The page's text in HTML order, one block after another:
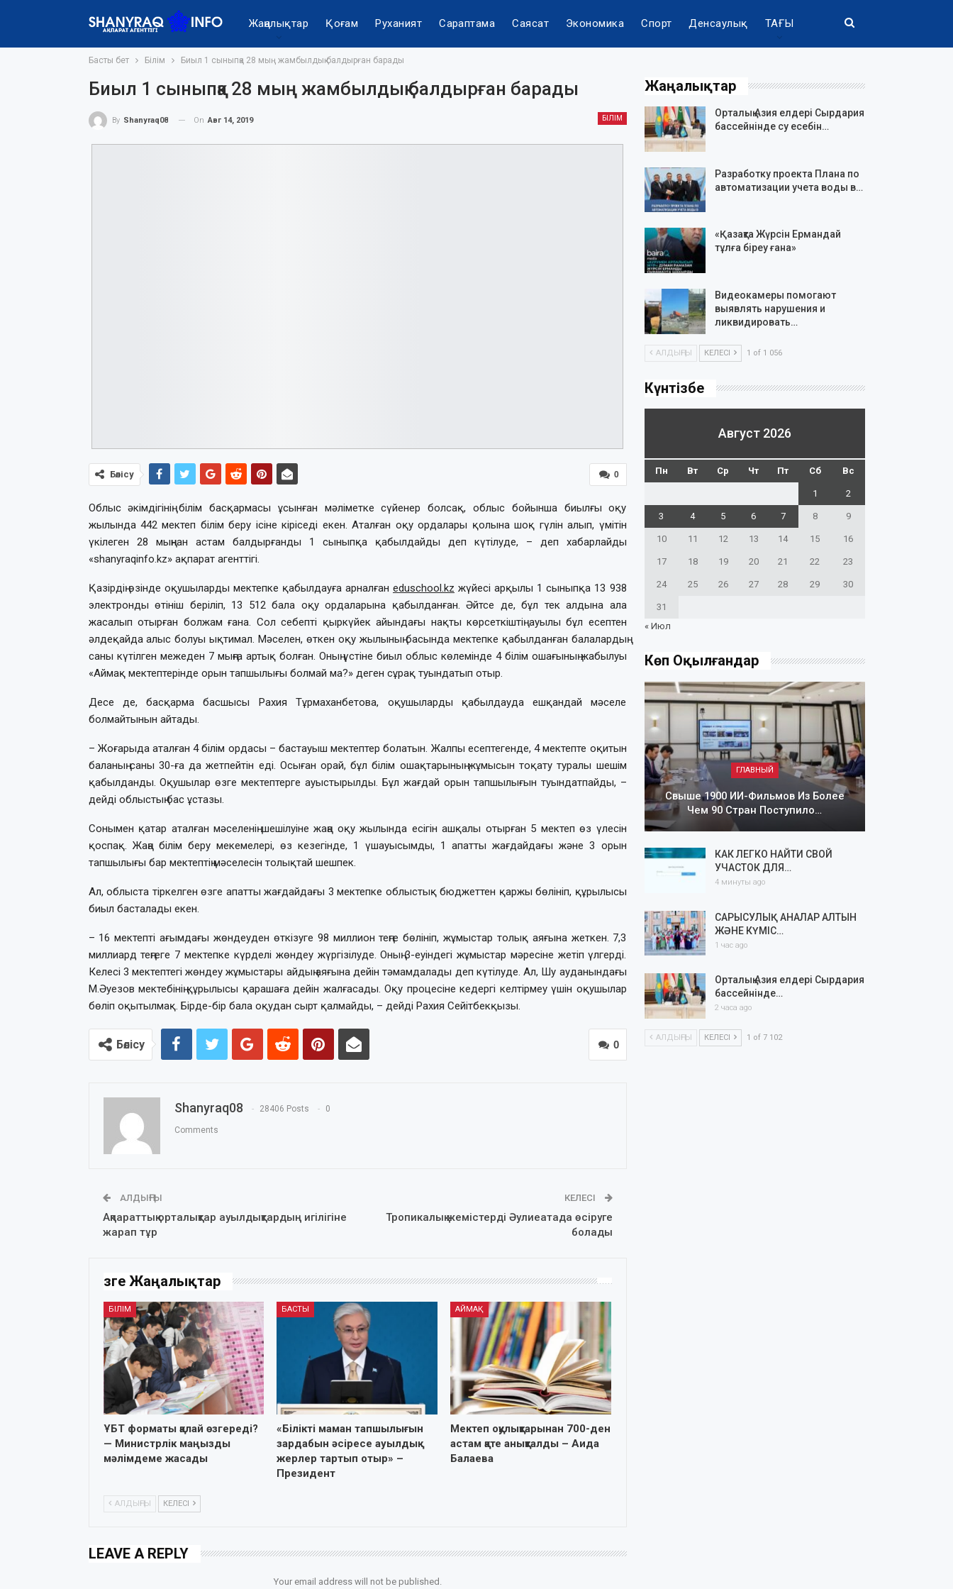
Жаңалықтар Қоғам Руханият Сараптама Саясат Экономика Спорт Денсаулық ТАҒЫ
Басты бет Білім Биыл 1 сыныпқа 28 мың жамбылдық балдырған барады
Биыл 1 сыныпқа 28 мың жамбылдық балдырған барады
БІЛІМ
By Shanyraq08 On Авг 14, 2019
0
Бөлісу
Облыс әкімдігінің білім басқармасы ұсынған мәліметке сүйенер болсақ, облыс бойынша биылғы оқу
жылында 442 мектеп білім беру ісіне кіріседі екен. Аталған оқу ордалары қолына шоқ гүлін алып, үмітін
үкілеген 28 мыңнан астам балдырғанды 1 сыныпқа қабылдайды деп күтілуде, – деп хабарлайды
«shanyraqinfo.kz» ақпарат агенттігі.
Қазірдің өзінде оқушыларды мектепке қабылдауға арналған eduschool.kz жүйесі арқылы 1 сыныпқа 13 938
электронды өтініш беріліп, 13 512 бала оқу ордаларына қабылданған. Әйтсе де, бұл тек алдына ала
жасалып отырған болжам ғана. Сол себепті қыркүйек айындағы нақты көрсеткіштің ауылы бұл есептен
әлдеқайда алыс болуы ықтимал. Мәселен, өткен оқу жылының басында мектепке қабылданған балалардың
саны күтілген межеден 7 мыңға артық болған. Оның үстіне биыл облыс көлемінде 4 білім ошағының жабылуы
«Аймақ мектептерінде орын тапшылығы болмай ма?» деген сұрақ туындатып отыр.
Десе де, басқарма басшысы Рахия Тұрмаханбетова, оқушыларды қабылдауда ешқандай мәселе
болмайтынын айтады.
– Жоғарыда аталған 4 білім ордасы – бастауыш мектептер болатын. Жалпы есептегенде, 4 мектепте оқитын
баланың саны 30-ға да жетпейтін еді. Осыған орай, бұл білім ошақтарының жұмысын тоқату туралы шешім
қабылданды. Оқушылар өзге мектептерге ауыстырылды. Бұл жағдай орын тапшылығын туындатпайды, –
дейді облыстың бас ұстазы.
Сонымен қатар аталған мәселенің шешілуіне жаңа оқу жылында есігін ашқалы отырған 5 мектеп өз үлесін
қоспақ. Жаңа білім беру мекемелері, өз кезегінде, 1 үшауысымды, 1 апатты жағдайдағы және 3 орын
тапшылығы бар мектептің мәселесін толықтай шешпек.
Ал, облыста тіркелген өзге апатты жағдайдағы 3 мектепке облыстық бюджеттен қаржы бөлініп, құрылысы
биыл басталады екен.
– 16 мектепті ағымдағы жөндеуден өткізуге 98 миллион теңге бөлініп, жұмыстар толық аяғына жеткен. 7,3
миллиард теңгеге 7 мектепке күрделі жөндеу жүргізілуде. Оның 3-еуіндегі жұмыстар мәресіне жетіп үлгерді.
Келесі 3 мектептегі жөндеу жұмыстары айдың аяғына дейін тәмамдалады деп күтілуде. Ал, Шу ауданындағы
М.Әуезов мектебінің құрылысы қарашаға дейін жалғасады. Оқу процесіне кедергі келтірмеу үшін оқушылар
бөліп оқытылмақ. Бірде-бір бала оқудан сырт қалмайды, – дейді Рахия Сейітбекқызы.
0
Бөлісу
Shanyraq08 28406 Posts 0
Comments
АЛДЫҢҒЫ
Ақпараттық орталықтар ауылдықтардың игілігіне
жарап тұр
КЕЛЕСІ
Тропикалық жемістерді Әулиеатада өсіруге
болады
Өзге Жаңалықтар
БІЛІМ
ҰБТ форматы қалай өзгереді?
— Министрлік маңызды
мәлімдеме жасады
БАСТЫ
«Білікті маман тапшылығын
зардабын әсіресе ауылдық
жерлер тартып отыр» –
Президент
АЙМАҚ
Мектеп оқулықтарынан 700-ден
астам қате анықталды – Аида
Балаева
АЛДЫҢҒЫ КЕЛЕСІ
LEAVE A REPLY
Your email address will not be published.
Жаңалықтар
Орталық Азия елдері Сырдария
бассейнінде су есебін…
Разработку проекта Плана по
автоматизации учета воды в…
«Қазақта Жүрсін Ермандай
тұлға біреу ғана»
Видеокамеры помогают
выявлять нарушения и
ликвидировать…
АЛДЫҢҒЫ КЕЛЕСІ 1 of 1 056
Күнтізбе
Август 2026
Пн Вт Ср Чт Пт Сб Вс
1 2
3 4 5 6 7 8 9
10 11 12 13 14 15 16
17 18 19 20 21 22 23
24 25 26 27 28 29 30
31
« Июл
Көп Оқылғандар
ГЛАВНЫЙ
Свыше 1900 ИИ-Фильмов Из Более
Чем 90 Стран Поступило…
КАК ЛЕГКО НАЙТИ СВОЙ
УЧАСТОК ДЛЯ…
4 минуты ago
САРЫСУЛЫҚ АНАЛАР АЛТЫН
ЖӘНЕ КҮМІС…
1 час ago
Орталық Азия елдері Сырдария
бассейнінде…
2 часа ago
АЛДЫҢҒЫ КЕЛЕСІ 1 of 7 102